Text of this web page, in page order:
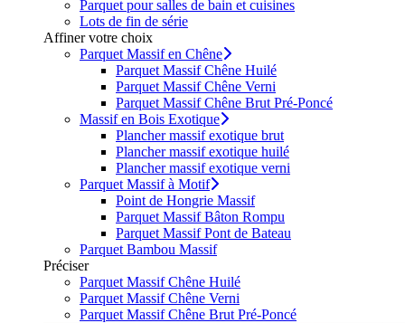
Parquet pour salles de bain et cuisines
Lots de fin de série
Affiner votre choix
Parquet Massif en Chêne
Parquet Massif Chêne Huilé
Parquet Massif Chêne Verni
Parquet Massif Chêne Brut Pré-Poncé
Massif en Bois Exotique
Plancher massif exotique brut
Plancher massif exotique huilé
Plancher massif exotique verni
Parquet Massif à Motif
Point de Hongrie Massif
Parquet Massif Bâton Rompu
Parquet Massif Pont de Bateau
Parquet Bambou Massif
Préciser
Parquet Massif Chêne Huilé
Parquet Massif Chêne Verni
Parquet Massif Chêne Brut Pré-Poncé